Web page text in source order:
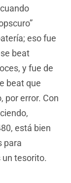
eso fue
beat
y fue de
beat que
por error. Con
está bien
para
un tesorito.